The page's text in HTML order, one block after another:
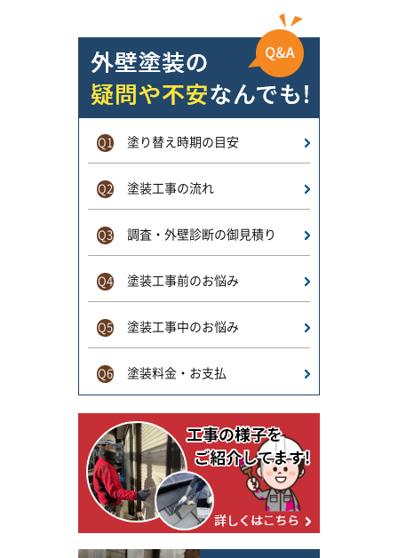
Q1 塗り替え時期の目安
Q2 塗装工事の流れ
Q3 調査・外壁診断の御見積り
Q4 塗装工事前のお悩み
Q5 塗装工事中のお悩み
Q6 塗装料金・お支払